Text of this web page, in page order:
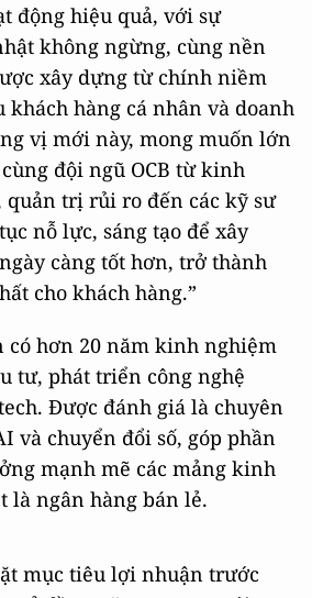
động hiệu quả, với sự
không ngừng, cùng nền
xây dựng từ chính niềm
hàng cá nhân và doanh
vị mới này, mong muốn lớn
đội ngũ OCB từ kinh
quản trị rủi ro đến các kỹ sư
nỗ lực, sáng tạo để xây
càng tốt hơn, trở thành
cho khách hàng.”
có hơn 20 năm kinh nghiệm
tư, phát triển công nghệ
Được đánh giá là chuyên
và chuyển đổi số, góp phần
mạnh mẽ các mảng kinh
là ngân hàng bán lẻ.
mục tiêu lợi nhuận trước